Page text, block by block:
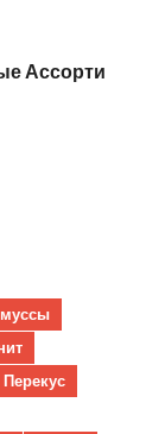
Ассорти
Перекус